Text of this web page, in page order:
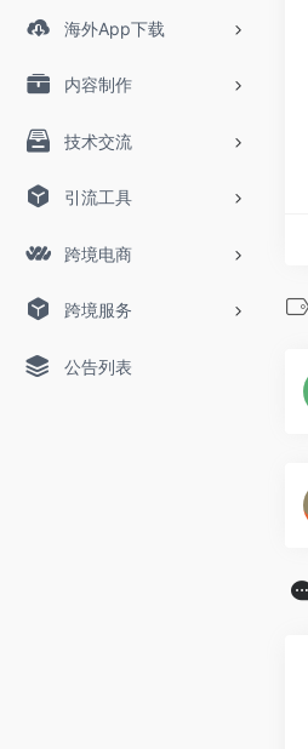
海外App下载
内容制作
技术交流
引流工具
跨境电商
跨境服务
公告列表